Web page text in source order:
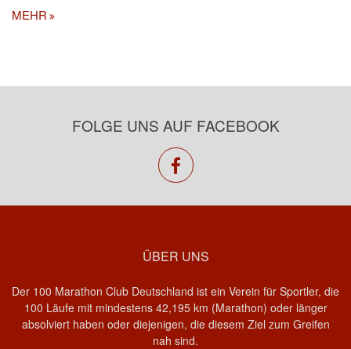
MEHR
FOLGE UNS AUF FACEBOOK
facebook
ÜBER UNS
Der 100 Marathon Club Deutschland ist ein Verein für Sportler, die
100 Läufe mit mindestens 42,195 km (Marathon) oder länger
absolviert haben oder diejenigen, die diesem Ziel zum Greifen
nah sind.